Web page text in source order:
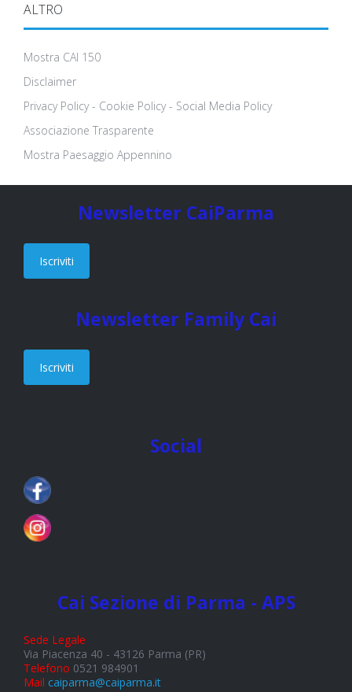
ALTRO
Mostra CAI 150
Disclaimer
Privacy Policy - Cookie Policy - Social Media Policy
Associazione Trasparente
Mostra Paesaggio Appennino
Newsletter CaiParma
Iscriviti
Newsletter Family Cai
Iscriviti
Social
Cai Sezione di Parma - APS
Sede Legale
Via Piacenza 40 - 43126 Parma (PR)
Telefono 0521 984901
Mail caiparma@caiparma.it